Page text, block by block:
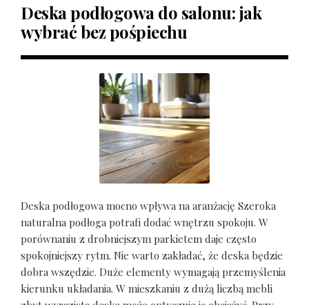
Deska podłogowa do salonu: jak
wybrać bez pośpiechu
Deska podłogowa mocno wpływa na aranżację Szeroka
naturalna podłoga potrafi dodać wnętrzu spokoju. W
porównaniu z drobniejszym parkietem daje często
spokojniejszy rytm. Nie warto zakładać, że deska będzie
dobra wszędzie. Duże elementy wymagają przemyślenia
kierunku układania. W mieszkaniu z dużą liczbą mebli